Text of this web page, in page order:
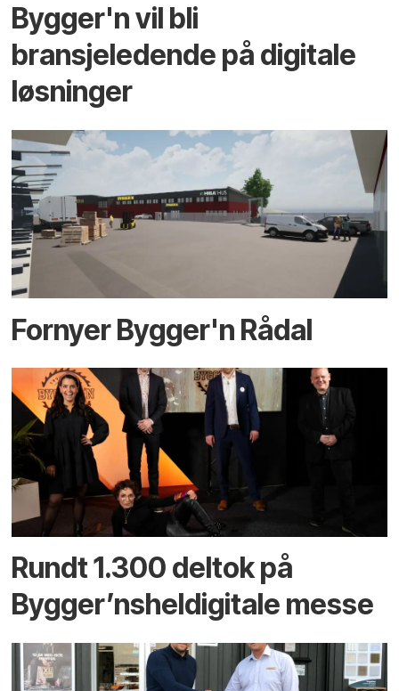
Bygger'n vil bli
bransjeledende på digitale
løsninger
Fornyer Bygger'n Rådal
Rundt 1.300 deltok på
Bygger’nsheldigitale messe